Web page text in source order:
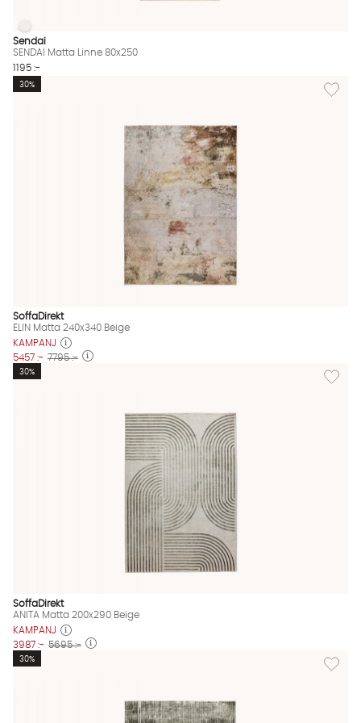
SENDAI Matta Linne 80x250 Finns även i dessa färger:
SENDAI Matta Linne 80x250
Sendai
SENDAI Matta Linne 80x250
1195 :-
Lägg
30%
SoffaDirekt
ELIN Matta 240x340 Beige
KAMPANJ
5457 :- 7795 :-
Lägg
30%
SoffaDirekt
ANITA Matta 200x290 Beige
KAMPANJ
3987 :- 5695 :-
Lägg
30%